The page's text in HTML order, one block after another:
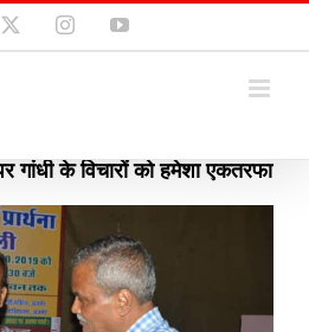
InstagramYouTube
गांधी के विचारों को हमेशा एकतरफा